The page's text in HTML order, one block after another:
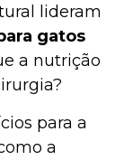
lideram
gatos
a nutrição
para a
a